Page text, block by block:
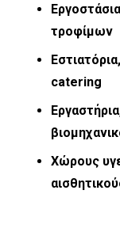
τροφίμων
catering
Χώρους